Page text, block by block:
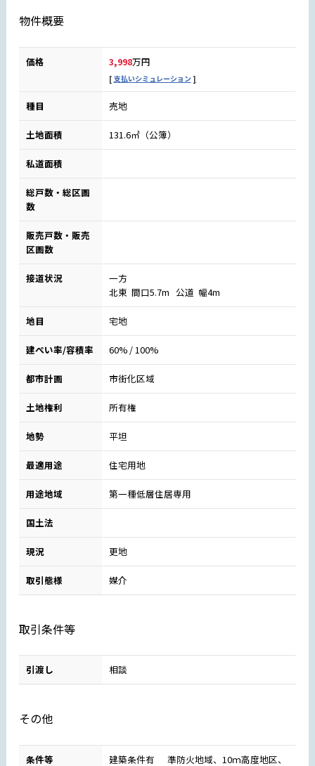
物件概要
価格 3,998万円
支払いシミュレーション
種目 売地
土地面積 131.6㎡（公簿）
私道面積
総戸数・総区画
数
販売戸数・販売
区画数
接道状況
一方
北東 間口5.7m 公道 幅4m
地目 宅地
建ぺい率/容積率 60% / 100%
都市計画 市街化区域
土地権利 所有権
地勢 平坦
最適用途 住宅用地
用途地域 第一種低層住居専用
国土法
現況 更地
取引態様 媒介
取引条件等
引渡し 相談
その他
条件等 建築条件有 準防火地域、10ｍ高度地区、